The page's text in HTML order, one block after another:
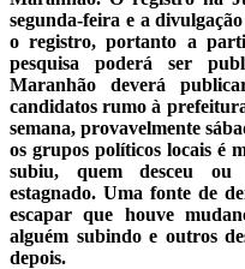
segunda-feira e a
o registro, portanto a
pesquisa poderá ser
Maranhão deverá
candidatos rumo à
semana, provavelmente
os grupos políticos locais é
subiu, quem desceu ou
estagnado. Uma fonte de
escapar que houve
alguém subindo e outros
depois.